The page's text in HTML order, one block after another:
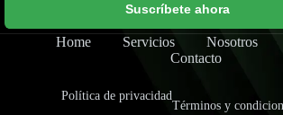
Suscríbete ahora
Home Servicios Nosotros
Contacto
Política de privacidad
Términos y